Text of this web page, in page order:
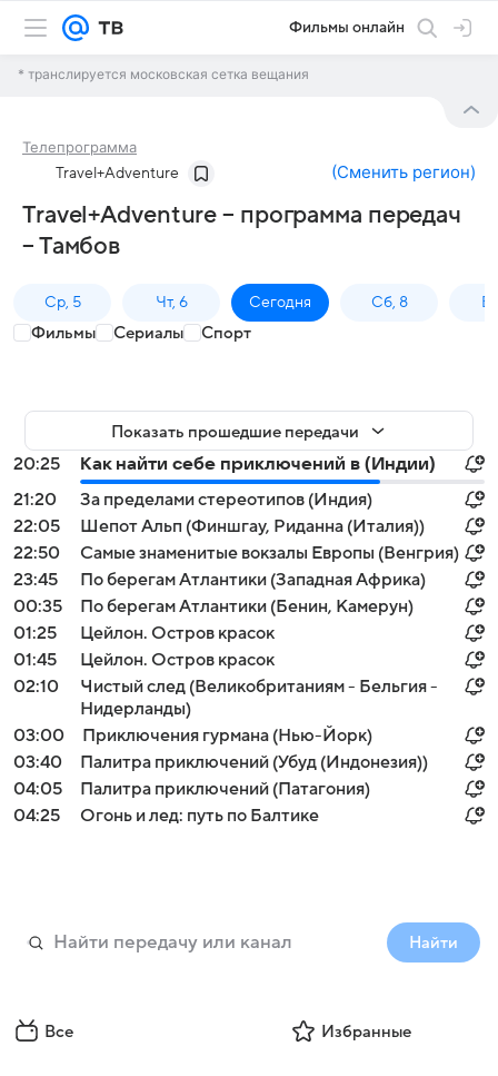
Фильмы онлайн
* транслируется московская сетка вещания
Телепрограмма
Travel+Adventure (Сменить регион)
Travel+Adventure – программа передач
– Тамбов
Ср, 5 Чт, 6 Сегодня Сб, 8
Фильмы Сериалы Спорт
Показать прошедшие передачи
20:25
Как найти себе приключений в (Индии)
21:20
За пределами стереотипов (Индия)
22:05
Шепот Альп (Финшгау, Риданна (Италия))
22:50
Самые знаменитые вокзалы Европы (Венгрия)
23:45
По берегам Атлантики (Западная Африка)
00:35
По берегам Атлантики (Бенин, Камерун)
01:25
Цейлон. Остров красок
01:45
Цейлон. Остров красок
02:10
Чистый след (Великобританиям - Бельгия -
Нидерланды)
03:00
Приключения гурмана (Нью-Йорк)
03:40
Палитра приключений (Убуд (Индонезия))
04:05
Палитра приключений (Патагония)
04:25
Огонь и лед: путь по Балтике
Найти
Все Избранные